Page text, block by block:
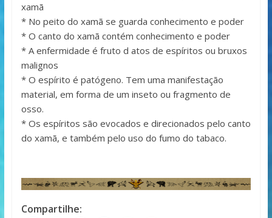
xamã
* No peito do xamã se guarda conhecimento e poder
* O canto do xamã contém conhecimento e poder
* A enfermidade é fruto d atos de espíritos ou bruxos
malignos
* O espírito é patógeno. Tem uma manifestação
material, em forma de um inseto ou fragmento de
osso.
* Os espíritos são evocados e direcionados pelo canto
do xamã, e também pelo uso do fumo do tabaco.
Compartilhe: